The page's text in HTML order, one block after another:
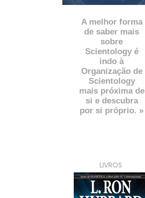
A melhor forma
de saber mais
sobre
Scientology é
indo à
Organização de
Scientology
mais próxima de
si e descubra
por si próprio. »
LIVROS